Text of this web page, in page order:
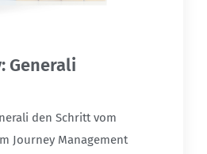
Generali
den Schritt vom
Journey Management